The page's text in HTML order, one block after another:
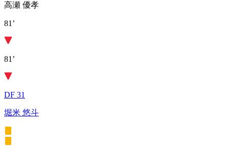
高瀬 優孝
81’
81’
DF 31
堀米 悠斗